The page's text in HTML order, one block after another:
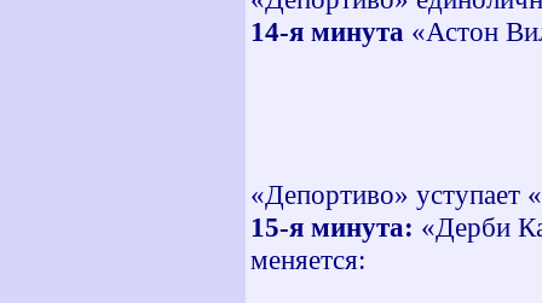
14-я минута «Астон
«Депортиво» уступает
15-я минута: «Дерби
меняется: